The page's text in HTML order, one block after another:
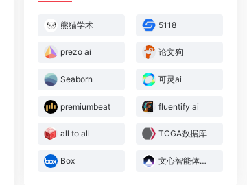
熊猫学术 5118
prezo ai 论文狗
Seaborn 可灵ai
premiumbeat fluentify ai
all to all TCGA数据库
Box 文心智能体平台